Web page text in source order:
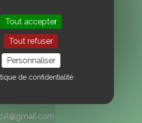
Centre Val de Loire
Tout accepter
Tout refuser
Personnaliser
de confidentialité